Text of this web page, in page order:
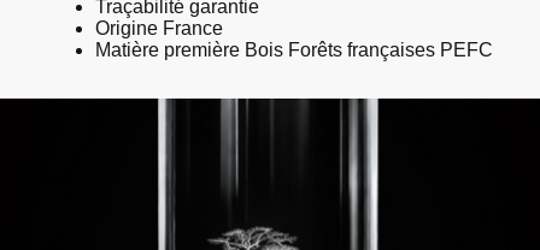
Traçabilité garantie
Origine France
Matière première Bois Forêts françaises PEFC